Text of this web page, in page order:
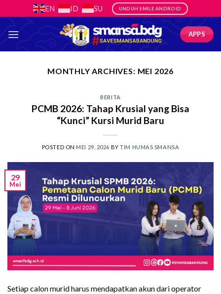
to
content
EN ID SU UNDUH SMILE ANDROID
APPS
MONTHLY ARCHIVES: MEI 2026
BERITA
PCMB 2026: Tahap Krusial yang Bisa
“Kunci” Kursi Murid Baru
POSTED ON MEI 29, 2026 BYTIM HUMAS SMANSA
29
Mei
Setiap calon murid harus mendapatkan akun dari operator